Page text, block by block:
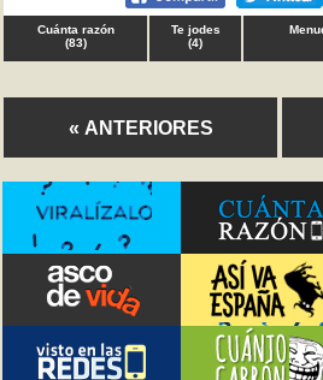
Cuánta razón
(83)
Te jodes
(4)
« ANTERIORES